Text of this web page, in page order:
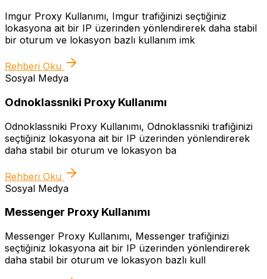
Imgur Proxy Kullanımı, Imgur trafiğinizi seçtiğiniz
lokasyona ait bir IP üzerinden yönlendirerek daha stabil
bir oturum ve lokasyon bazlı kullanım imk
Rehberi Oku
Sosyal Medya
Odnoklassniki Proxy Kullanımı
Odnoklassniki Proxy Kullanımı, Odnoklassniki trafiğinizi
seçtiğiniz lokasyona ait bir IP üzerinden yönlendirerek
daha stabil bir oturum ve lokasyon ba
Rehberi Oku
Sosyal Medya
Messenger Proxy Kullanımı
Messenger Proxy Kullanımı, Messenger trafiğinizi
seçtiğiniz lokasyona ait bir IP üzerinden yönlendirerek
daha stabil bir oturum ve lokasyon bazlı kull